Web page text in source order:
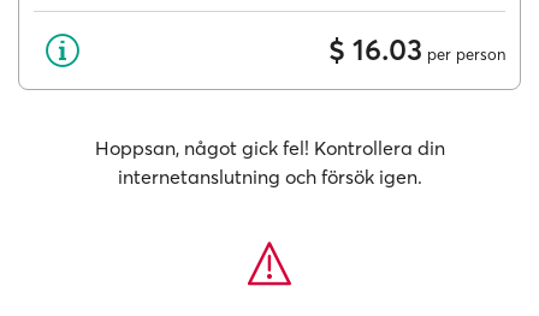
$ 16.03 per person
Hoppsan, något gick fel! Kontrollera din
internetanslutning och försök igen.